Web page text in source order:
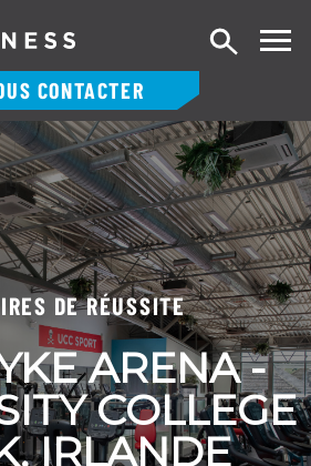
CONTACTER
DE RÉUSSITE
ARENA -
COLLEGE
IRLANDE